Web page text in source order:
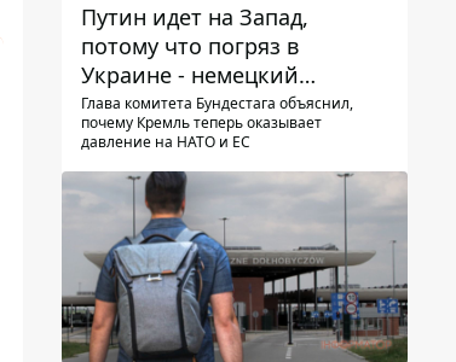
Путин идет на Запад,
потому что погряз в
Украине - немецкий
политик высказался о
планах РФ
Глава комитета Бундестага объяснил,
почему Кремль теперь оказывает
давление на НАТО и ЕС